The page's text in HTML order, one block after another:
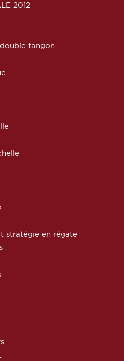
2012
tangon
stratégie en régate